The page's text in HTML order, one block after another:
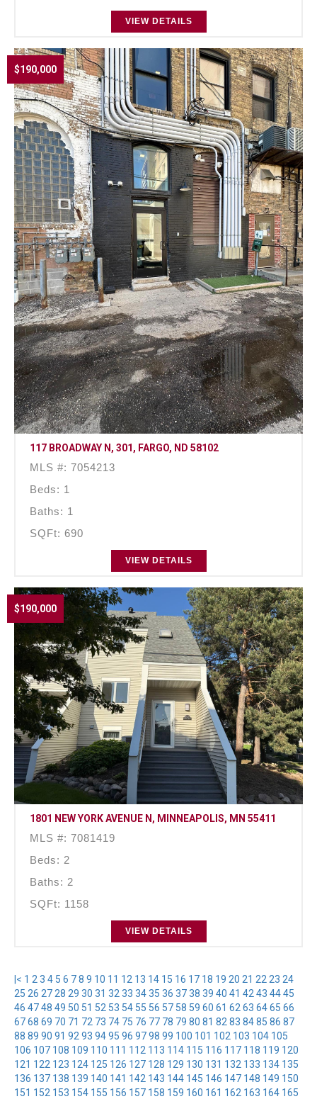
VIEW DETAILS
$190,000
117 BROADWAY N, 301, FARGO, ND 58102
MLS #: 7054213
Beds: 1
Baths: 1
SQFt: 690
VIEW DETAILS
$190,000
1801 NEW YORK AVENUE N, MINNEAPOLIS, MN 55411
MLS #: 7081419
Beds: 2
Baths: 2
SQFt: 1158
VIEW DETAILS
|< 1 2 3 4 5 6 78 9 10 11 12 13 14 15 16 17 18 19 20 21 22 23 24
25 26 27 28 29 30 31 32 33 3435 36 3738 39 40 41 42 43 4445
46 4748 49 50 51 52 53 54 55 56 57 58 59 60 61 62 63 6465 66
6768 69 70 71 72 73 74 75 76 77 78 79 80 81 82 83 8485 86 87
88 89 90 91 92 93 9495 96 9798 99 100 101 102 103 104 105
106 107 108 109 110 111 112 113 114 115 116 117 118 119 120
121 122 123 124 125 126 127 128 129 130 131 132 133 134 135
136 137 138 139 140 141 142 143 144 145 146 147 148 149 150
151 152 153 154 155 156 157 158 159 160 161 162 163 164 165